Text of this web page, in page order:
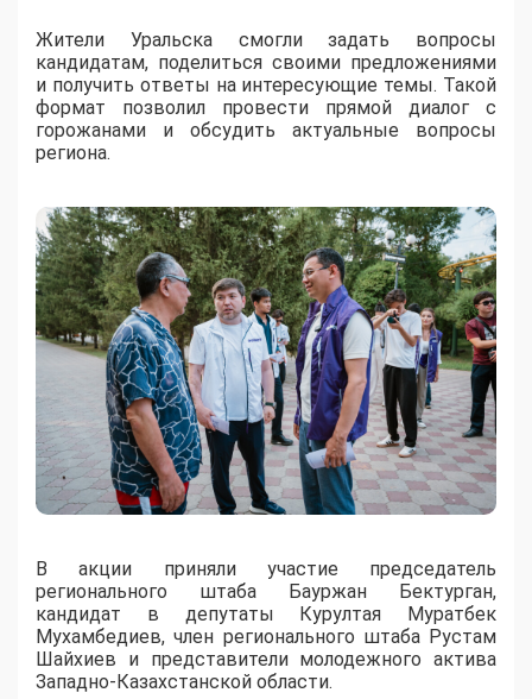
Жители Уральска смогли задать вопросы
кандидатам, поделиться своими предложениями
и получить ответы на интересующие темы. Такой
формат позволил провести прямой диалог с
горожанами и обсудить актуальные вопросы
региона.
В акции приняли участие председатель
регионального штаба Бауржан Бектурган,
кандидат в депутаты Курултая Муратбек
Мухамбедиев, член регионального штаба Рустам
Шайхиев и представители молодежного актива
Западно-Казахстанской области.